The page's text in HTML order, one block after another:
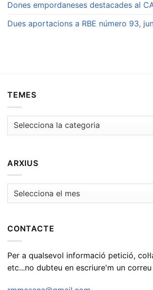
Dones empordaneses destacades al
Dues aportacions a RBE número 93,
TEMES
Temes
ARXIUS
Arxius
CONTACTE
Per a qualsevol informació petició,
etc...no dubteu en escriure'm un correu